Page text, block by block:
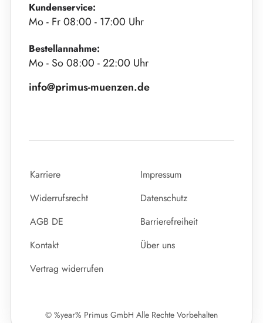
Kundenservice:
Mo - Fr 08:00 - 17:00 Uhr
Bestellannahme:
Mo - So 08:00 - 22:00 Uhr
info@primus-muenzen.de
Karriere
Impressum
Widerrufsrecht
Datenschutz
AGB DE
Barrierefreiheit
Kontakt
Über uns
Vertrag widerrufen
© %year% Primus GmbH Alle Rechte Vorbehalten